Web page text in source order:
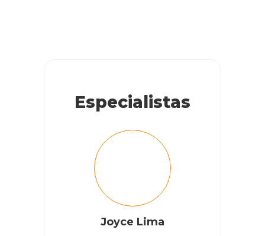
Especialistas
Joyce Lima